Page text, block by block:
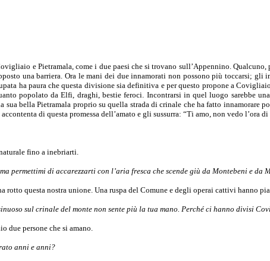
e Pietramala, come i due paesi che si trovano sull’Appennino.
una barriera. Ora le mani dei due innamorati non possono più toccarsi;
ha paura che questa divisione sia definitiva e per questo propone a
popolato da Elfi, draghi, bestie feroci. Incontrarsi in quel luogo sarebbe
bella Pietramala proprio su quella strada di crinale che ha fatto innamorare
di questa promessa dell’amato e gli sussurra: “Ti amo, non vedo l’ora
fino a inebriarti.
permettimi di accarezzarti con l’aria fresca che scende giù da Montebeni e da
questa nostra unione. Una ruspa del Comune e degli operai cattivi hanno
sul crinale del monte non sente più la tua mano. Perché ci hanno divisi
due persone che si amano.
anni e anni?